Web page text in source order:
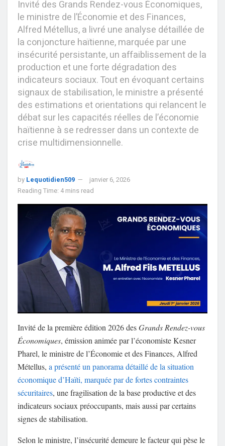
Invité des Grands Rendez-vous Économiques,
le ministre de l’Économie et des Finances,
Alfred Métellus, a livré une analyse détaillée de
la conjoncture haïtienne, marquée par une
insécurité persistante, un affaiblissement de la
production et une forte dégradation des
indicateurs sociaux. Tout en évoquant certains
signaux de stabilisation, le ministre a présenté
des estimations et orientations qui relancent le
débat sur les capacités réelles de l’économie
haïtienne à se redresser dans un contexte de
crise multidimensionnelle.
by Lequotidien509
janvier 6, 2026
Reading Time: 4 mins read
Invité de la première édition 2026 desGrands Rendez-vous
Économiques, émission animée par l’économiste Kesner
Pharel, le ministre de l’Économie et des Finances, Alfred
Métellus, a présenté un panorama détaillé de la situation
économique d’Haïti, marquée par de fortes contraintes
sécuritaires, une fragilisation de la base productive et des
indicateurs sociaux préoccupants, mais aussi par certains
signes de stabilisation.
Selon le ministre, l’insécurité demeure le facteur qui pèse le